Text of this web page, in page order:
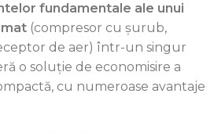
fundamentale ale unui
(compresor cu șurub,
de aer) într-un singur
o soluție de economisire a
cu numeroase avantaje